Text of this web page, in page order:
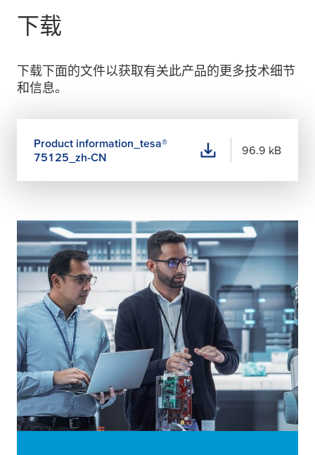
下载
下载下面的文件以获取有关此产品的更多技术细节
和信息。
Product information_ tesa®
75125_zh-CN
96.9 kB